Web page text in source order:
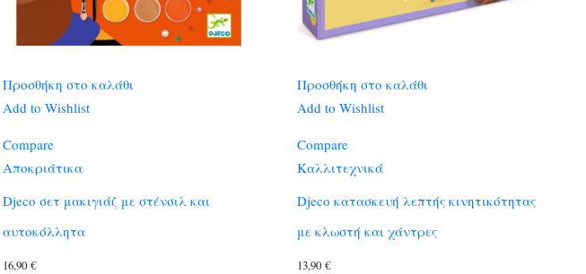
Προσθήκη στο καλάθι
Add to Wishlist
Compare
Αποκριάτικα
Djeco σετ μακιγιάζ με στένσιλ και
αυτοκόλλητα
16,90 €
Προσθήκη στο καλάθι
Add to Wishlist
Compare
Καλλιτεχνικά
Djeco κατασκευή λεπτής κινητικότητας
με κλωστή και χάντρες
13,90 €